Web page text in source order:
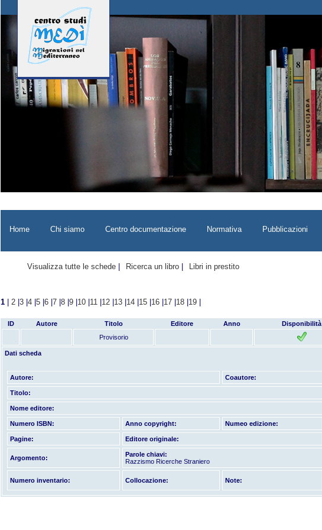
Home Chi siamo Centro documentazione Normativa Pubblicazioni
Visualizza tutte le schede Ricerca un libro Libri in prestito
1 2 3 4 5 6 7 8 9 10 11 12 13 14 15 16 17 18 19
ID Autore Titolo Editore Anno
Disponibilità
Provisorio
Dati scheda
Autore: Coautore:
Titolo:
Nome editore:
Numero ISBN: Anno copyright: Numeo edizione:
Pagine: Editore originale:
Argomento:
Parole chiavi:
Razzismo Ricerche Straniero
Numero inventario: Collocazione: Note: